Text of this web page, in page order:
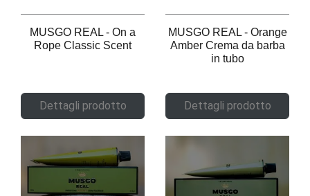
MUSGO REAL - On a
Rope Classic Scent
Dettagli prodotto
MUSGO REAL - Orange
Amber Crema da barba
in tubo
Dettagli prodotto